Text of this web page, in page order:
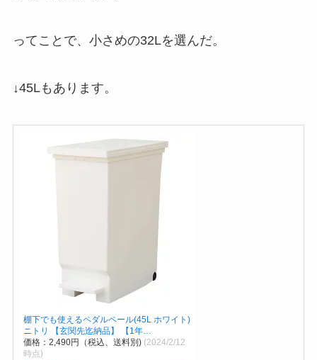
ってことで、小さめの32Lを選んだ。
↓45Lもあります。
棚下でも使えるペダルペール(45L ホワイト)
ニトリ 【玄関先迄納品】 【1年…
価格：2,490円（税込、送料別) (2024/2/12
時点)